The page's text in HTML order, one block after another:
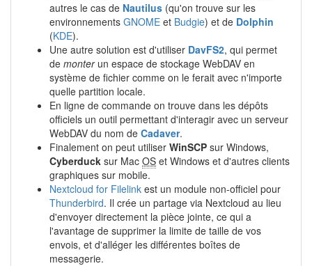
autres le cas de Nautilus (qu'on trouve sur les
environnements GNOME et Budgie) et de Dolphin
(KDE).
Une autre solution est d'utiliser DavFS2, qui permet
de monterun espace de stockage WebDAV en
système de fichier comme on le ferait avec n'importe
quelle partition locale.
En ligne de commande on trouve dans les dépôts
officiels un outil permettant d'interagir avec un serveur
WebDAV du nom de Cadaver.
Finalement on peut utiliser WinSCP sur Windows,
Cyberduck sur Mac OS et Windows et d'autres clients
graphiques sur mobile.
Nextcloud for Filelink est un module non-officiel pour
Thunderbird. Il crée un partage via Nextcloud au lieu
d'envoyer directement la pièce jointe, ce qui a
l'avantage de supprimer la limite de taille de vos
envois, et d'alléger les différentes boîtes de
messagerie.